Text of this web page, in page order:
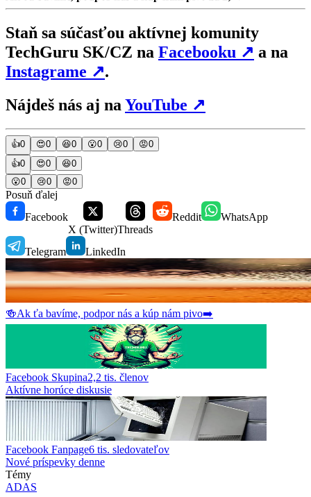
Staň sa súčasťou aktívnej komunity
TechGuru SK/CZ na Facebooku ↗ a na
Instagrame ↗.
Nájdeš nás aj naYouTube ↗
👍0 😍0 😆0 😮0 😢0 😡0
👍0 😍0 😆0
😮0 😢0 😡0
Posuň ďalej
Facebook
X (Twitter)Threads
Reddit WhatsApp
Telegram LinkedIn
🍻Ak ťa bavíme, podpor nás a kúp nám pivo➡️
Facebook Skupina2,2 tis. členov
Aktívne horúce diskusie
Facebook Fanpage6 tis. sledovateľov
Nové príspevky denne
Témy
ADAS